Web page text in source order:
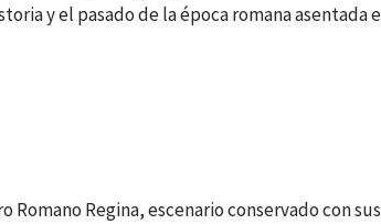
y el pasado de la época romana asentada
Romano Regina, escenario conservado con